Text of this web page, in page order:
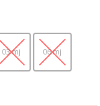
03 mj 06 mj